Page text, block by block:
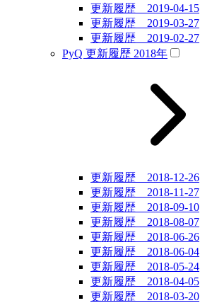
更新履歴 2019-04-15
更新履歴 2019-03-27
更新履歴 2019-02-27
PyQ 更新履歴 2018年
更新履歴 2018-12-26
更新履歴 2018-11-27
更新履歴 2018-09-10
更新履歴 2018-08-07
更新履歴 2018-06-26
更新履歴 2018-06-04
更新履歴 2018-05-24
更新履歴 2018-04-05
更新履歴 2018-03-20